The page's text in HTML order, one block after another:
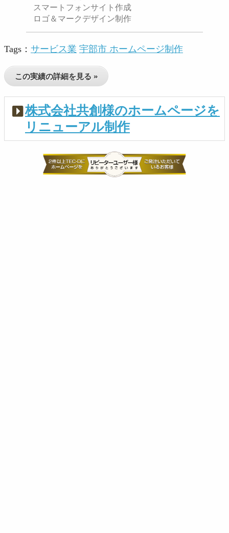
スマートフォンサイト作成
ロゴ＆マークデザイン制作
Tags： サービス業 宇部市 ホームページ制作
この実績の詳細を見る »
株式会社共創様のホームページを
リニューアル制作